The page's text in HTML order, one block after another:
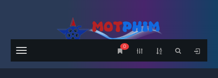
Menu
0